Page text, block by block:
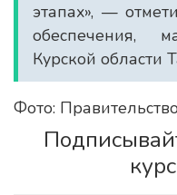
этапах», —
обеспечения,
Курской области
Фото: